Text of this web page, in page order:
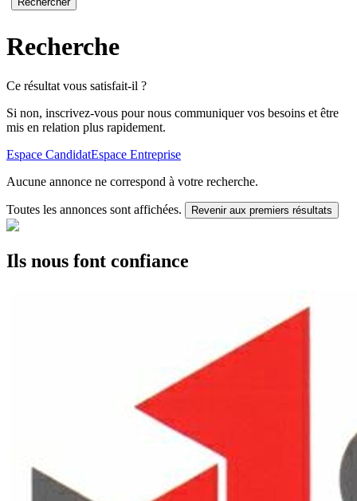
Recherche
Ce résultat vous satisfait-il ?
Si non, inscrivez-vous pour nous communiquer vos besoins et être
mis en relation plus rapidement.
Espace CandidatEspace Entreprise
Aucune annonce ne correspond à votre recherche.
Toutes les annonces sont affichées. Revenir aux premiers résultats
Ils nous font confiance